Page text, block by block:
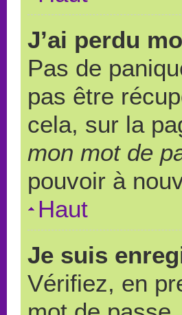
J’ai perdu
Pas de
pas être
cela, sur la
mon mot de
pouvoir à
Haut
Je suis
Vérifiez, en